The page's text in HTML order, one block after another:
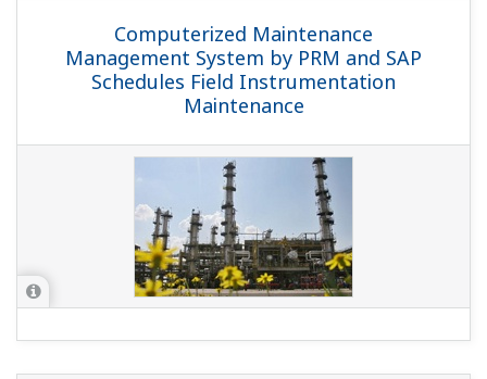
Computerized Maintenance
Management System by PRM and SAP
Schedules Field Instrumentation
Maintenance